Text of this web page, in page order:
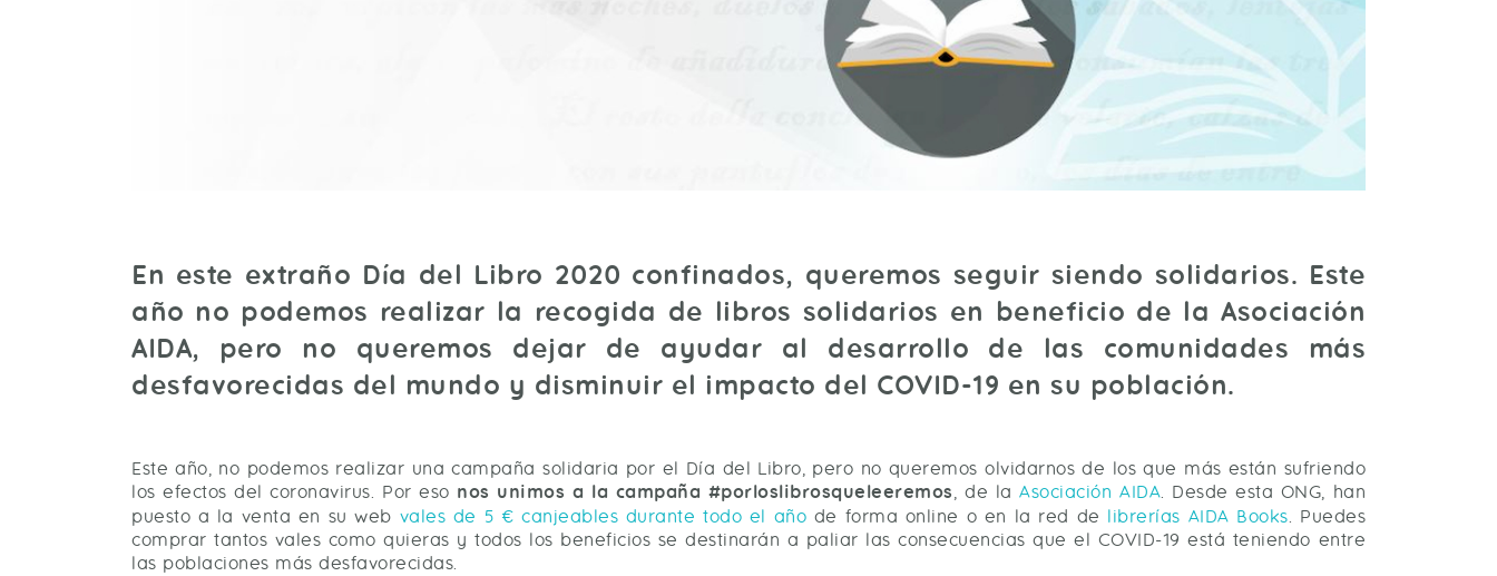
En este extraño Día del Libro 2020 confinados, queremos seguir siendo solidarios. Este
año no podemos realizar la recogida de libros solidarios en beneficio de la Asociación
AIDA, pero no queremos dejar de ayudar al desarrollo de las comunidades más
desfavorecidas del mundo y disminuir el impacto del COVID-19 en su población.
Este año, no podemos realizar una campaña solidaria por el Día del Libro, pero no queremos olvidarnos de los que más están sufriendo
los efectos del coronavirus. Por eso nos unimos a la campaña #porloslibrosqueleeremos, de laAsociación AIDA. Desde esta ONG, han
puesto a la venta en su web vales de 5 € canjeables durante todo el año de forma online o en la red de librerías AIDA Books. Puedes
comprar tantos vales como quieras y todos los beneficios se destinarán a paliar las consecuencias que el COVID-19 está teniendo entre
las poblaciones más desfavorecidas.